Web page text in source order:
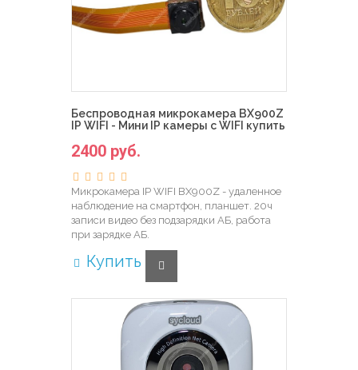
Беспроводная микрокамера BX900Z
IP WIFI - Мини IP камеры с WIFI купить
2400 руб.
Микрокамера IP WIFI BX900Z - удаленное
наблюдение на смартфон, планшет. 20ч
записи видео без подзарядки АБ, работа
при зарядке АБ.
Купить